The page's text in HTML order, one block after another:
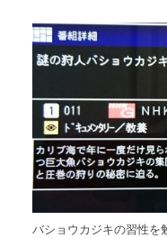
メディア＆SNS
The Boat Manとは
バショウカジキの習性を